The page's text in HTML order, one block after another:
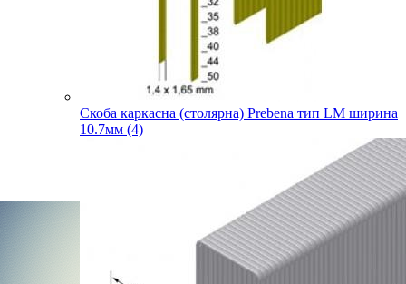
Скоба каркасна (столярна) Prebena тип LM ширина
10.7мм (4)